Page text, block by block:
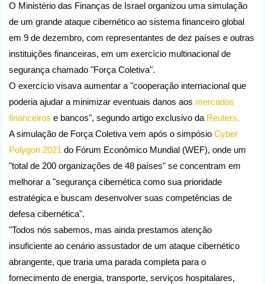
O Ministério das Finanças de Israel organizou uma simulação
de um grande ataque cibernético ao sistema financeiro global
em 9 de dezembro, com representantes de dez países e outras
instituições financeiras, em um exercício multinacional de
segurança chamado "Força Coletiva".
O exercício visava aumentar a "cooperação internacional que
poderia ajudar a minimizar eventuais danos aos mercados
financeiros e bancos", segundo artigo exclusivo da Reuters.
A simulação de Força Coletiva vem após o simpósio Cyber
Polygon 2021 do Fórum Econômico Mundial (WEF), onde um
"total de 200 organizações de 48 países" se concentram em
melhorar a "segurança cibernética como sua prioridade
estratégica e buscam desenvolver suas competências de
defesa cibernética".
"Todos nós sabemos, mas ainda prestamos atenção
insuficiente ao cenário assustador de um ataque cibernético
abrangente, que traria uma parada completa para o
fornecimento de energia, transporte, serviços hospitalares,